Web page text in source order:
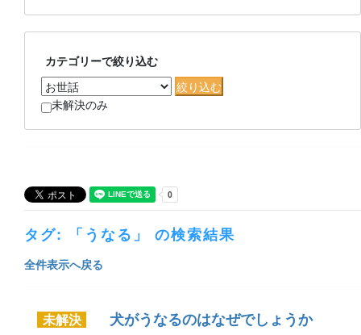
カテゴリーで絞り込む
未解決のみ
タグ: 「うなる」 の検索結果
全件表示へ戻る
未解決 犬がうなるのはなぜでしょうか